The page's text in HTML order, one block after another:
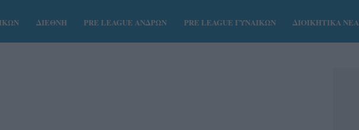
ΔΙΕΘΝΗ PRE LEAGUE ΑΝΔΡΩΝ PRE LEAGUE ΓΥΝΑΙΚΩΝ ΔΙΟΙΚΗΤΙΚΑ ΝΕΑ